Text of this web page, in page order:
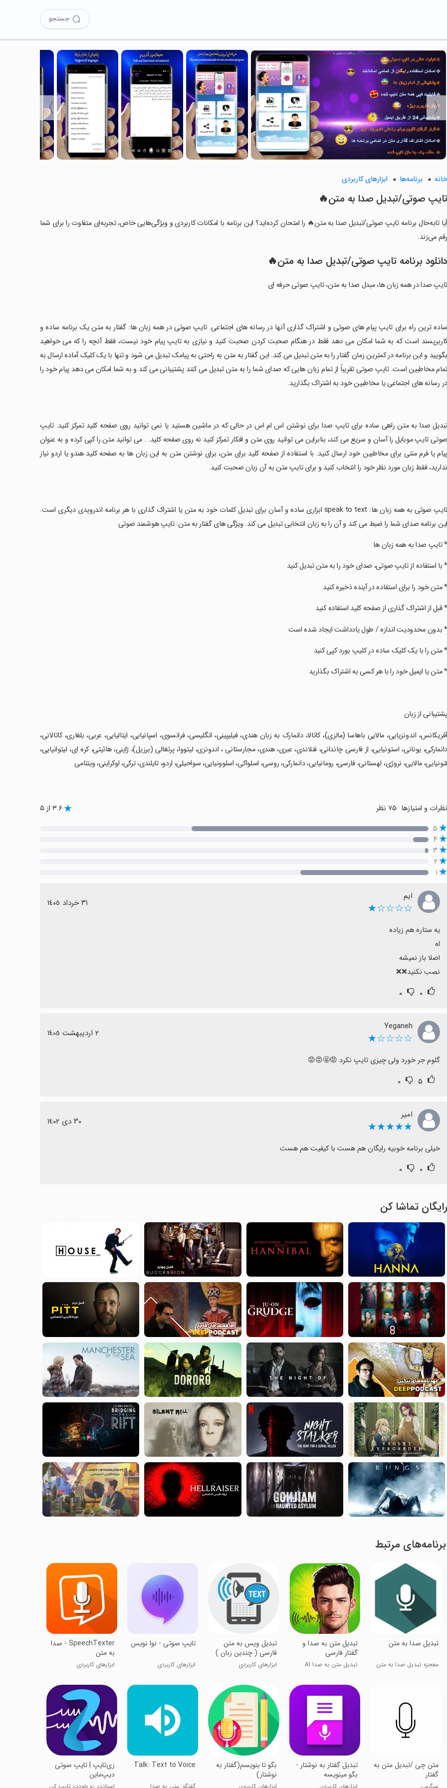
جستجو
〈
〉
خانه برنامه‌ها ابزارهای کاربردی
تایپ صوتی/تبدیل صدا به متن🔥
آیا تابه‌حال برنامه تایپ صوتی/تبدیل صدا به متن🔥 را امتحان کرده‌اید؟ این برنامه با امکانات کاربردی و ویژگی‌هایی خاص، تجربه‌ای متفاوت را برای شما
رقم می‌زند.
دانلود برنامه تایپ صوتی/تبدیل صدا به متن🔥
تایپ صدا در همه زبان ها، مبدل صدا به متن، تایپ صوتی حرفه ای
‏ساده ترین راه برای تایپ پیام های صوتی و اشتراک گذاری آنها در رسانه های اجتماعی. تایپ صوتی در همه زبان ها: گفتار به متن یک برنامه ساده و
کاربرپسند است که به شما امکان می دهد فقط در هنگام صحبت کردن صحبت کنید و نیازی به تایپ پیام خود نیست، فقط آنچه را که می خواهید
بگویید و این برنامه در کمترین زمان گفتار را به متن تبدیل می کند. این گفتار به متن به راحتی به پیامک تبدیل می شود و تنها با یک کلیک آماده ارسال به
تمام مخاطبین است. تایپ صوتی تقریباً از تمام زبان هایی که صدای شما را به متن تبدیل می کنند پشتیبانی می کند و به شما امکان می دهد پیام خود را
در رسانه های اجتماعی یا مخاطبین خود به اشتراک بگذارید.
‏تبدیل صدا به متن راهی ساده برای تایپ صدا برای نوشتن اس ام اس در حالی که در ماشین هستید یا نمی توانید روی صفحه کلید تمرکز کنید. تایپ
صوتی تایپ موبایل را آسان و سریع می کند، بنابراین می توانید روی متن و افکار تمرکز کنید نه روی صفحه کلید. . می توانید متن را کپی کرده و به عنوان
پیام یا فرم متنی برای مخاطبین خود ارسال کنید. با استفاده از صفحه کلید برای متن، برای نوشتن متن به این زبان ها به صفحه کلید هندو یا اردو نیاز
ندارید، فقط زبان مورد نظر خود را انتخاب کنید و برای تایپ متن به آن زبان صحبت کنید.
‏تایپ صوتی به همه زبان ها: speak to text ابزاری ساده و آسان برای تبدیل کلمات خود به متن یا اشتراک گذاری با هر برنامه اندرویدی دیگری است.
این برنامه صدای شما را ضبط می کند و آن را به زبان انتخابی تبدیل می کند. ویژگی های گفتار به متن: تایپ هوشمند صوتی
‏* تایپ صدا به همه زبان ها
‏* با استفاده از تایپ صوتی، صدای خود را به متن تبدیل کنید
‏* متن خود را برای استفاده در آینده ذخیره کنید
‏* قبل از اشتراک گذاری از صفحه کلید استفاده کنید
‏* بدون محدودیت اندازه / طول یادداشت ایجاد شده است
‏* متن را با یک کلیک ساده در کلیپ بورد کپی کنید
‏* متن یا ایمیل خود را با هر کسی به اشتراک بگذارید
‏پشتیبانی از زبان
‏آفریکانس، اندونزیایی، مالایی باهاسا (مالزی)، کاتالا، دانمارک به زبان هندی، فیلیپینی، انگلیسی، فرانسوی، اسپانیایی، ایتالیایی، عربی، بلغاری، کاتالانی،
دانمارکی، یونانی، استونیایی، از فارسی چاندانی، فنلاندی، عبری، هندی، مجارستانی ، اندونزی، لیتووا، پرتغالی (برزیل)، ژاپنی، هائیتی، کره ای، لیتوانیایی،
لتونیایی، مالایی، نروژی، لهستانی، فارسی، رومانیایی، دانمارکی، روسی، اسلواکی، اسلوونیایی، سواحیلی، اردو، تایلندی، ترکی، اوکراینی، ویتنامی
نظرات و امتیازها ۷۵ نظر ۳.۶ از ۵
۵
۴
۳
۲
۱
ایم
☆☆☆☆★ ٣١ خرداد ١٤٠٥
نصب نکنید❌❌
۰ ۰
Yeganeh
☆☆☆☆★ ٢ اردیبهشت ١٤٠٥
گلوم جر خورد ولی چیزی تایپ نکرد 😡🤬😡😡
۵ ۰
امیر
★★★★★ ٣٠ دی ١٤٠٢
خیلی برنامه خوبیه رایگان هم هست با کیفیت هم هست
۰ ۰
رایگان تماشا کن
برنامه‌های مرتبط
‏تبدیل صدا به متن
معجزه تبدیل صدا به متن
تبدیل متن به صدا و
گفتار فارسی
تبدیل متن به صدا AI
‏‏‏‏‏‏‏‏‏تبدیل ویس به متن
فارسی ( چندین زبان )
ابزارهای کاربردی
‏تایپ صوتی - نوا نویس
ابزارهای کاربردی
SpeechTexter - صدا
به متن
ابزارهای کاربردی
متن چی /تبدیل متن به
گفتار
تبدیل گفتار به نوشتار -
بگو مینویسه
بگو تا بنویسم(گفتار به
نوشتار)
Talk: Text to Voice
زی‌تایپ | تایپ صوتی
دیپ‌ماین